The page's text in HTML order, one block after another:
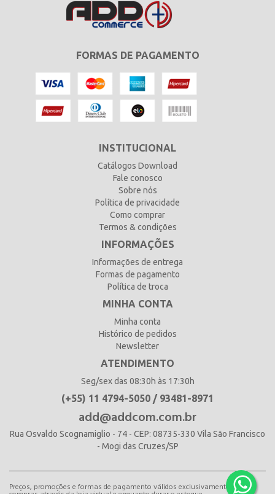
FORMAS DE PAGAMENTO
INSTITUCIONAL
Catálogos Download
Fale conosco
Sobre nós
Política de privacidade
Como comprar
Termos & condições
INFORMAÇÕES
Informações de entrega
Formas de pagamento
Política de troca
MINHA CONTA
Minha conta
Histórico de pedidos
Newsletter
ATENDIMENTO
Seg/sex das 08:30h às 17:30h
(+55) 11 4794-5050 / 93481-8971
add@addcom.com.br
Rua Osvaldo Scognamiglio - 74 - CEP: 08735-330 Vila São Francisco
- Mogi das Cruzes/SP
Preços, promoções e formas de pagamento válidos exclusivamente para